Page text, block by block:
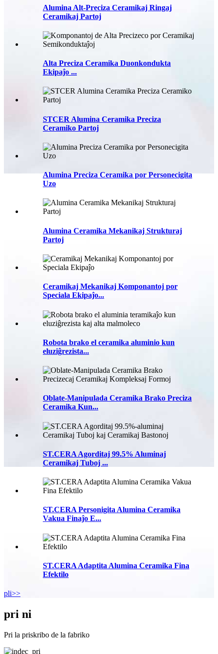
Alumina Alt-Preciza Ceramikaj Ringaj
Ceramikaj Partoj
Alta Preciza Ceramika Duonkondukta
Ekipaĵo ...
STCER Alumina Ceramika Preciza
Ceramiko Partoj
Alumina Preciza Ceramika por Personecigita
Uzo
Alumina Ceramika Mekanikaj Strukturaj
Partoj
Ceramikaj Mekanikaj Komponantoj por
Speciala Ekipaĵo...
Robota brako el ceramika aluminio kun
eluziĝrezista...
Oblate-Manipulada Ceramika Brako Preciza
Ceramika Kun...
ST.CERA Agorditaj 99.5% Aluminaj
Ceramikaj Tuboj ...
ST.CERA Personigita Alumina Ceramika
Vakua Finaĵo E...
ST.CERA Adaptita Alumina Ceramika Fina
Efektilo
pli>>
pri ni
Pri la priskribo de la fabriko